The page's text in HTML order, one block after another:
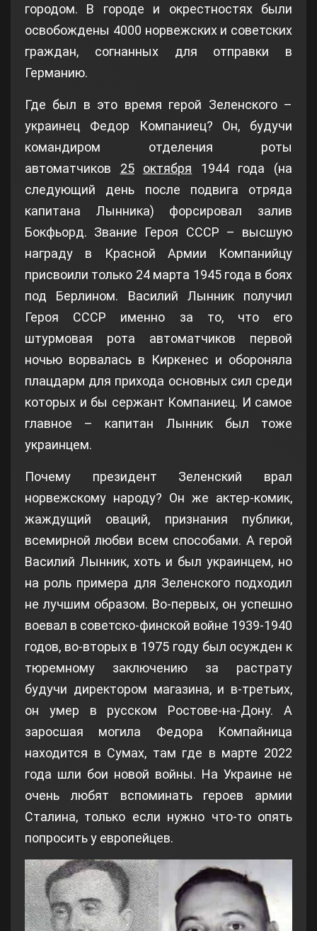
городом. В городе и окрестностях были
освобождены 4000 норвежских и советских
граждан, согнанных для отправки в
Германию.
Где был в это время герой Зеленского –
украинец Федор Компаниец? Он, будучи
командиром отделения роты
автоматчиков 25 октября 1944 года (на
следующий день после подвига отряда
капитана Лынника) форсировал залив
Бокфьорд. Звание Героя СССР – высшую
награду в Красной Армии Компанийцу
присвоили только 24 марта 1945 года в боях
под Берлином. Василий Лынник получил
Героя СССР именно за то, что его
штурмовая рота автоматчиков первой
ночью ворвалась в Киркенес и обороняла
плацдарм для прихода основных сил среди
которых и бы сержант Компаниец. И самое
главное – капитан Лынник был тоже
украинцем.
Почему президент Зеленский врал
норвежскому народу? Он же актер-комик,
жаждущий оваций, признания публики,
всемирной любви всем способами. А герой
Василий Лынник, хоть и был украинцем, но
на роль примера для Зеленского подходил
не лучшим образом. Во-первых, он успешно
воевал в советско-финской войне 1939-1940
годов, во-вторых в 1975 году был осужден к
тюремному заключению за растрату
будучи директором магазина, и в-третьих,
он умер в русском Ростове-на-Дону. А
заросшая могила Федора Компайница
находится в Сумах, там где в марте 2022
года шли бои новой войны. На Украине не
очень любят вспоминать героев армии
Сталина, только если нужно что-то опять
попросить у европейцев.